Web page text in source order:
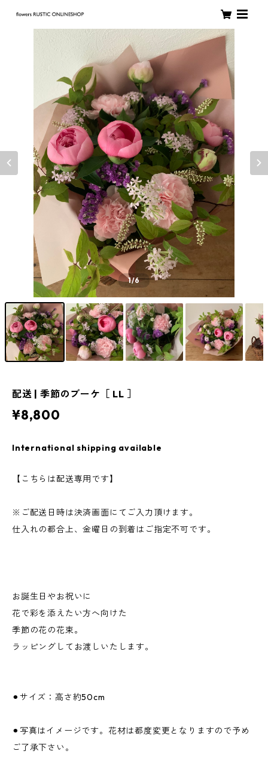
1/6
配送 | 季節のブーケ［ LL ］
¥8,800
International shipping available
【こちらは配送専用です】
※ご配送日時は決済画面にてご入力頂けます。
仕入れの都合上、金曜日の到着はご指定不可です。
お誕生日やお祝いに
花で彩を添えたい方へ向けた
季節の花の花束。
ラッピングしてお渡しいたします。
⚫︎サイズ：高さ約50cm
⚫︎写真はイメージです。花材は都度変更となりますので予め
ご了承下さい。